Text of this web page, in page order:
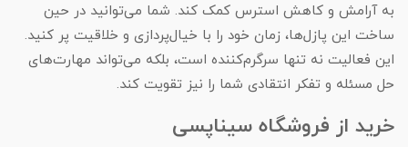
به آرامش و کاهش استرس کمک کند. شما می‌توانید در حین
ساخت این پازل‌ها، زمان خود را با خیال‌پردازی و خلاقیت پر کنید.
این فعالیت نه تنها سرگرم‌کننده است، بلکه می‌تواند مهارت‌های
حل مسئله و تفکر انتقادی شما را نیز تقویت کند.
خرید از فروشگاه سیناپسی